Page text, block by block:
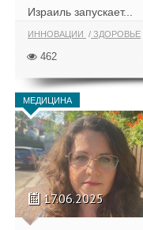
Израиль запускает...
ИННОВАЦИИ ЗДОРОВЬЕ
462
МЕДИЦИНА
17.06.2025